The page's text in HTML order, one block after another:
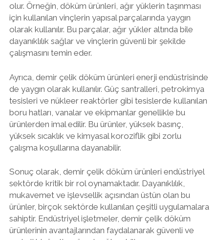
olur. Örneğin, döküm ürünleri, ağır yüklerin taşınması
için kullanılan vinçlerin yapısal parçalarında yaygın
olarak kullanılır. Bu parçalar, ağır yükler altında bile
dayanıklılık sağlar ve vinçlerin güvenli bir şekilde
çalışmasını temin eder.
Ayrıca, demir çelik döküm ürünleri enerji endüstrisinde
de yaygın olarak kullanılır. Güç santralleri, petrokimya
tesisleri ve nükleer reaktörler gibi tesislerde kullanılan
boru hatları, vanalar ve ekipmanlar genellikle bu
ürünlerden imal edilir. Bu ürünler, yüksek basınç,
yüksek sıcaklık ve kimyasal koroziflik gibi zorlu
çalışma koşullarına dayanabilir.
Sonuç olarak, demir çelik döküm ürünleri endüstriyel
sektörde kritik bir rol oynamaktadır. Dayanıklılık,
mukavemet ve işlevsellik açısından üstün olan bu
ürünler, birçok sektörde kullanılan çeşitli uygulamalara
sahiptir. Endüstriyel işletmeler, demir çelik döküm
ürünlerinin avantajlarından faydalanarak güvenli ve